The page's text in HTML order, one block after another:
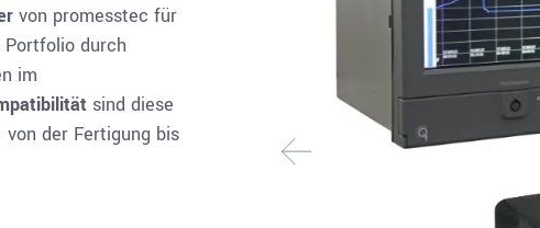
von promesstec für
Portfolio durch
im
sind diese
der Fertigung bis